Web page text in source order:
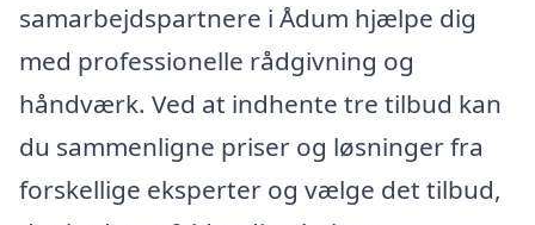
samarbejdspartnere i Ådum hjælpe dig
med professionelle rådgivning og
håndværk. Ved at indhente tre tilbud kan
du sammenligne priser og løsninger fra
forskellige eksperter og vælge det tilbud,